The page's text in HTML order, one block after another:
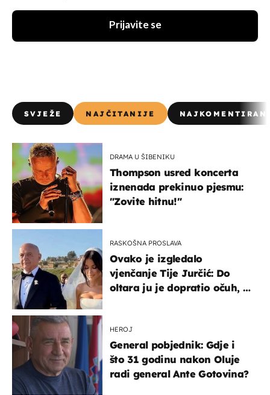
Prijavite se
SVJEŽE NAJČITANIJE
DRAMA U ŠIBENIKU
Thompson usred koncerta
iznenada prekinuo pjesmu:
"Zovite hitnu!"
RASKOŠNA PROSLAVA
Ovako je izgledalo
vjenčanje Tije Jurčić: Do
oltara ju je dopratio očuh, a
HEROJ
General pobjednik: Gdje i
što 31 godinu nakon Oluje
radi general Ante Gotovina?